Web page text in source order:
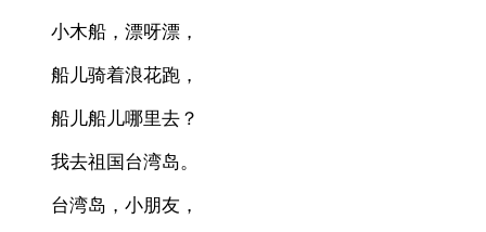
小木船，漂呀漂，
船儿骑着浪花跑，
船儿船儿哪里去？
我去祖国台湾岛。
台湾岛，小朋友，